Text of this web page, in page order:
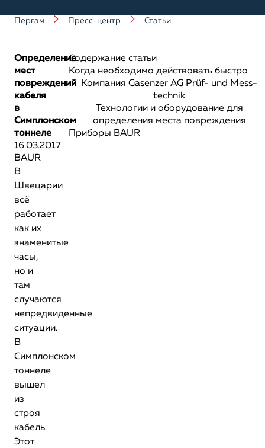
Пергам Пресс-центр Статьи
Определение
мест
повреждений
кабеля
в
Симплонском
тоннеле
16.03.2017
BAUR
В
Швецарии
всё
работает
как их
знаменитые
часы,
но и
там
случаются
непредвиденные
ситуации.
В
Симплонском
тоннеле
вышел
из
строя
кабель.
Этот
Содержание статьи
Когда необходимо действовать быстро
Компания Gasenzer AG Prüf- und Mess-
technik
Технологии и оборудование для
определения места повреждения
Приборы BAUR